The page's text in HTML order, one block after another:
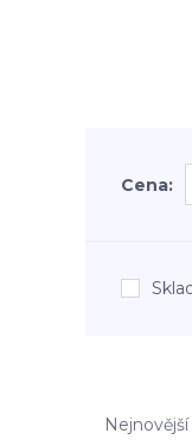
Cena:
Nejnovější